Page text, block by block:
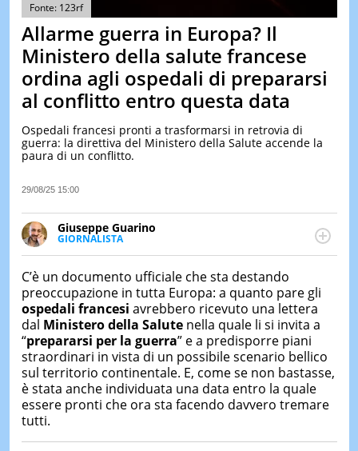
TEST
OGGI
IERI
Fonte: 123rf
Allarme guerra in Europa? Il
Ministero della salute francese
ordina agli ospedali di prepararsi
al conflitto entro questa data
Ospedali francesi pronti a trasformarsi in retrovia di
guerra: la direttiva del Ministero della Salute accende la
paura di un conflitto.
29/08/25 15:00
Giuseppe Guarino
GIORNALISTA
Ph(D) in Diritto Comparato e processi di
particolare sulla Storia contemporanea di America
Latina e Spagna. Collabora con numerose testate ed
è presidente dell'Associazione Culturale "La
Biblioteca del Sannio".
C’è un documento ufficiale che sta destando
preoccupazione in tutta Europa: a quanto pare gli
ospedali francesi avrebbero ricevuto una lettera
dal Ministero della Salutenella quale li si invita a
“prepararsi per la guerra” e a predisporre piani
straordinari in vista di un possibile scenario bellico
sul territorio continentale. E, come se non bastasse,
è stata anche individuata una data entro la quale
essere pronti che ora sta facendo davvero tremare
tutti.